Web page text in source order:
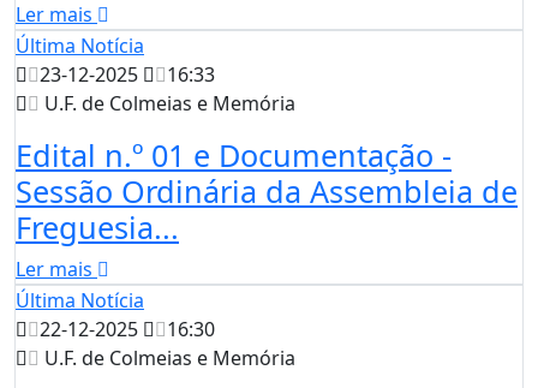
Ler mais
Última Notícia
23-12-2025
16:33
U.F. de Colmeias e Memória
Edital n.º 01 e Documentação -
Sessão Ordinária da Assembleia de
Freguesia...
Ler mais
Última Notícia
22-12-2025
16:30
U.F. de Colmeias e Memória